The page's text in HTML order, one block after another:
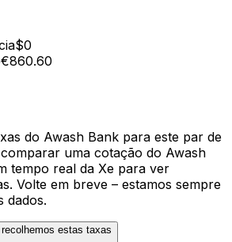
$0
€860.60
do Awash Bank para este par de
uma cotação do Awash
tempo real da Xe para ver
Volte em breve – estamos sempre
dados.
estas taxas